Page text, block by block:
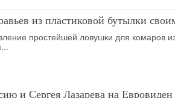
из пластиковой бутылки
простейшей ловушки для комаров
и Сергея Лазарева на Евровиден